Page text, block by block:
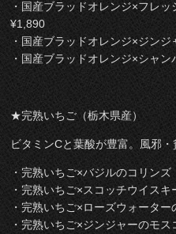
・国産ブラッドオレンジ×フ
¥1,890
・国産ブラッドオレンジ×ジ
・国産ブラッドオレンジ×シ
★完熟いちご（栃木県産）
ビタミンCと葉酸が豊富。風邪・
・完熟いちご×バジルのコリ
・完熟いちご×スコッチウイ
・完熟いちご×ローズウォー
・完熟いちご×ジンジャーの